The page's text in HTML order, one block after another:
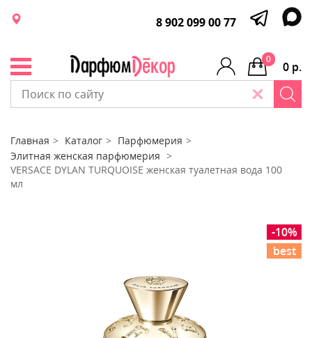
8 902 099 00 77
0 р.
0
Главная Каталог
Парфюмерия
Элитная женская парфюмерия
VERSACE DYLAN TURQUOISE женская туалетная вода 100
мл
-10%
best